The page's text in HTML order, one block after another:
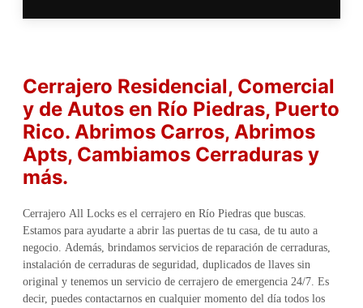
Cerrajero Residencial, Comercial
y de Autos en Río Piedras, Puerto
Rico. Abrimos Carros, Abrimos
Apts, Cambiamos Cerraduras y
más.
Cerrajero All Locks es el cerrajero en Río Piedras que buscas.
Estamos para ayudarte a abrir las puertas de tu casa, de tu auto a
negocio. Además, brindamos servicios de reparación de cerraduras,
instalación de cerraduras de seguridad, duplicados de llaves sin
original y tenemos un servicio de cerrajero de emergencia 24/7. Es
decir, puedes contactarnos en cualquier momento del día todos los